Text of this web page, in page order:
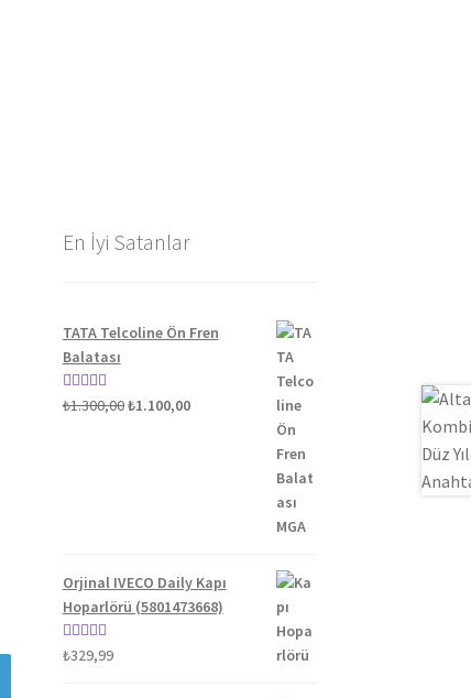
En İyi Satanlar
TATA Telcoline Ön Fren
Balatası
5 üzerinden
₺1.300,00Orijinal
₺1.100,00Şu
Orjinal IVECO Daily Kapı
Hoparlörü (5801473668)
5 üzerinden
₺329,99